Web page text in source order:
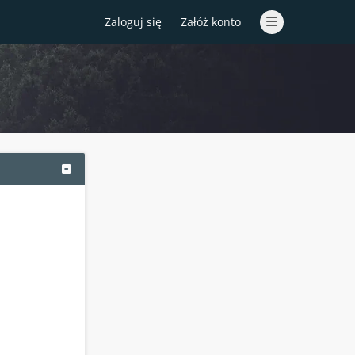
Zaloguj się Załóż konto